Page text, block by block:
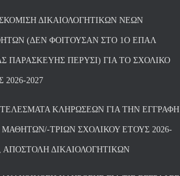
ΔΙΚΑΙΟΛΟΓΗΤΙΚΏΝ ΝΈΩΝ
(ΔΕΝ ΦΟΙΤΟΎΣΑΝ ΣΤΟ 1Ο ΕΠΑΛ
ΠΑΡΑΣΚΕΥΗΣ ΠΈΡΥΣΙ) ΓΙΑ ΤΟ ΣΧΟΛΙΚΌ
2026-2027
ΚΛΗΡΏΣΕΩΝ ΓΙΑ ΤΗΝ ΕΓΓΡΑΦΉ
ΤΡΙΏΝ ΣΧΟΛΙΚΟΎ ΈΤΟΥΣ 2026-
ΑΠΟΣΤΟΛΉ ΔΙΚΑΙΟΛΟΓΗΤΙΚΏΝ